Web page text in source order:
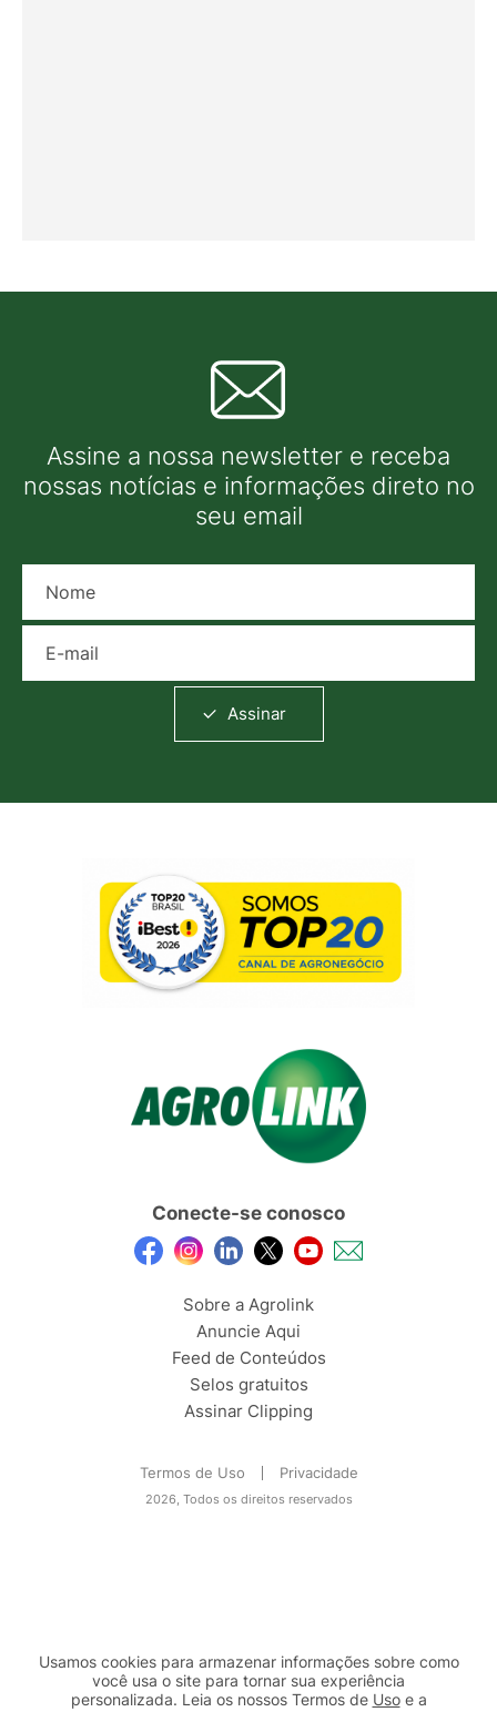
Assine a nossa newsletter e receba
nossas notícias e informações direto no
seu email
Assinar
Conecte-se conosco
Sobre a Agrolink
Anuncie Aqui
Feed de Conteúdos
Selos gratuitos
Assinar Clipping
Termos de Uso Privacidade
2026, Todos os direitos reservados
Usamos cookies para armazenar informações sobre como
você usa o site para tornar sua experiência
personalizada. Leia os nossos Termos de Usoe a